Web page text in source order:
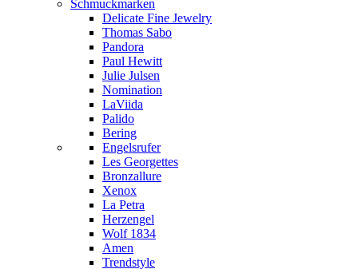
Schmuckmarken
Delicate Fine Jewelry
Thomas Sabo
Pandora
Paul Hewitt
Julie Julsen
Nomination
LaViida
Palido
Bering
Engelsrufer
Les Georgettes
Bronzallure
Xenox
La Petra
Herzengel
Wolf 1834
Amen
Trendstyle